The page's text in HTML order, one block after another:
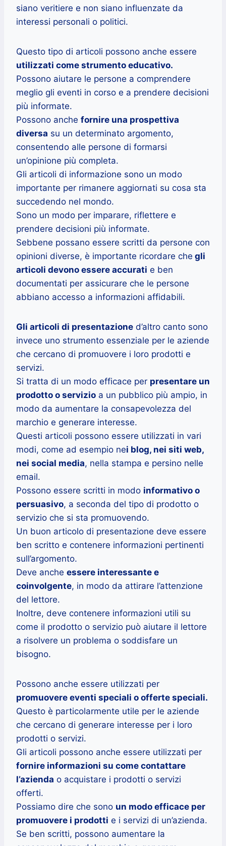
siano veritiere e non siano influenzate da
interessi personali o politici.
Questo tipo di articoli possono anche essere
utilizzati come strumento educativo.
Possono aiutare le persone a comprendere
meglio gli eventi in corso e a prendere decisioni
più informate.
Possono anche fornire una prospettiva
diversa su un determinato argomento,
consentendo alle persone di formarsi
un’opinione più completa.
Gli articoli di informazione sono un modo
importante per rimanere aggiornati su cosa sta
succedendo nel mondo.
Sono un modo per imparare, riflettere e
prendere decisioni più informate.
Sebbene possano essere scritti da persone con
opinioni diverse, è importante ricordare che gli
articoli devono essere accurati e ben
documentati per assicurare che le persone
abbiano accesso a informazioni affidabili.
Gli articoli di presentazione d’altro canto sono
invece uno strumento essenziale per le aziende
che cercano di promuovere i loro prodotti e
servizi.
Si tratta di un modo efficace per presentare un
prodotto o servizio a un pubblico più ampio, in
modo da aumentare la consapevolezza del
marchio e generare interesse.
Questi articoli possono essere utilizzati in vari
modi, come ad esempio nei blog, nei siti web,
nei social media, nella stampa e persino nelle
email.
Possono essere scritti in modo informativo o
persuasivo, a seconda del tipo di prodotto o
servizio che si sta promuovendo.
Un buon articolo di presentazione deve essere
ben scritto e contenere informazioni pertinenti
sull’argomento.
Deve anche essere interessante e
coinvolgente, in modo da attirare l’attenzione
del lettore.
Inoltre, deve contenere informazioni utili su
come il prodotto o servizio può aiutare il lettore
a risolvere un problema o soddisfare un
bisogno.
Possono anche essere utilizzati per
promuovere eventi speciali o offerte speciali.
Questo è particolarmente utile per le aziende
che cercano di generare interesse per i loro
prodotti o servizi.
Gli articoli possono anche essere utilizzati per
fornire informazioni su come contattare
l’azienda o acquistare i prodotti o servizi
offerti.
Possiamo dire che sono un modo efficace per
promuovere i prodotti e i servizi di un’azienda.
Se ben scritti, possono aumentare la